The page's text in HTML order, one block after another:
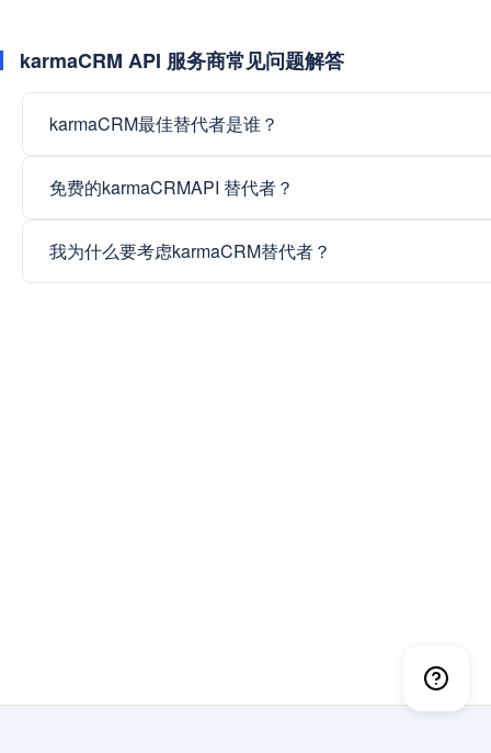
karmaCRM API 服务商常见问题解答
karmaCRM最佳替代者是谁？
免费的karmaCRMAPI 替代者？
我为什么要考虑karmaCRM替代者？